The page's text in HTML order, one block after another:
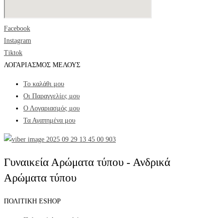
Facebook
Instagram
Tiktok
ΛΟΓΑΡΙΑΣΜΟΣ ΜΕΛΟΥΣ
Το καλάθι μου
Οι Παραγγελίες μου
Ο Λογαριασμός μου
Τα Αγαπημένα μου
Γυναικεία Αρώματα τύπου - Ανδρικά
Αρώματα τύπου
ΠΟΛΙΤΙΚΗ ESHOP